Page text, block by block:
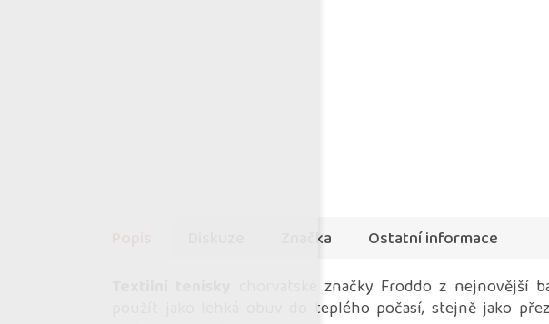
Značka
Ostatní informace
chorvatské značky Froddo z nejnovější
použít jako lehká obuv do teplého počasí, stejně jako